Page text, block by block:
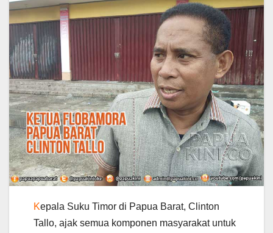
Kepala Suku Timor di Papua Barat, Clinton
Tallo, ajak semua komponen masyarakat untuk